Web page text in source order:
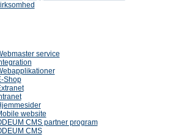
service
Shop
website
CMS partner program
CMS